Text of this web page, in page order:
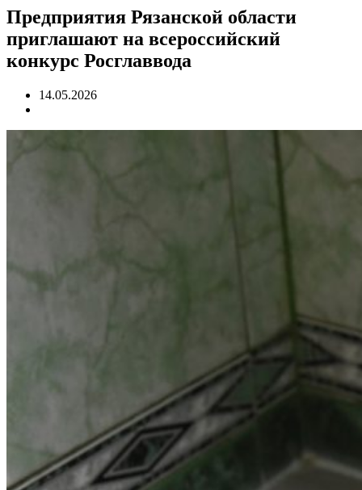
Предприятия Рязанской области
приглашают на всероссийский
конкурс Росглаввода
14.05.2026